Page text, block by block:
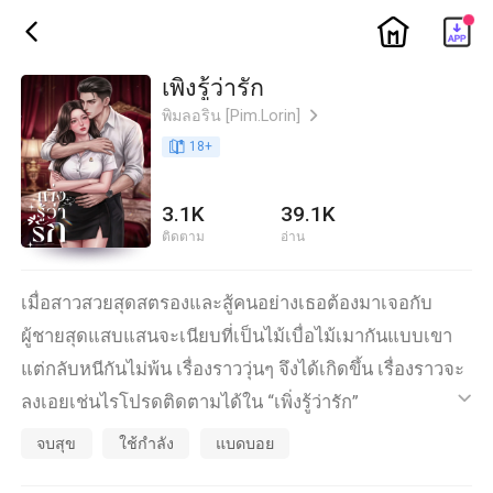
ic_back ic_home
เพิ่งรู้ว่ารัก
พิมลอริน [Pim.Lorin] ic_arrow_right
book_age 18+
3.1K
ติดตาม
39.1K
อ่าน
เมื่อสาวสวยสุดสตรองและสู้คนอย่างเธอต้องมาเจอกับ
ผู้ชายสุดแสบแสนจะเนียบที่เป็นไม้เบื่อไม้เมากันแบบเขา
แต่กลับหนีกันไม่พ้น เรื่องราววุ่นๆ จึงได้เกิดขึ้น เรื่องราวจะ
ลงเอยเช่นไรโปรดติดตามได้ใน “เพิ่งรู้ว่ารัก”
ic_default
จบสุข ใช้กำลัง แบดบอย